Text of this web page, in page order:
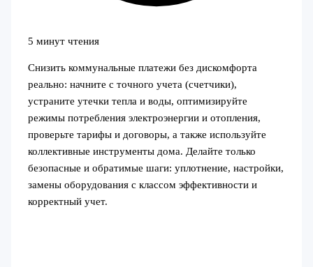
5 минут чтения
Снизить коммунальные платежи без дискомфорта
реально: начните с точного учета (счетчики),
устраните утечки тепла и воды, оптимизируйте
режимы потребления электроэнергии и отопления,
проверьте тарифы и договоры, а также используйте
коллективные инструменты дома. Делайте только
безопасные и обратимые шаги: уплотнение, настройки,
замены оборудования с классом эффективности и
корректный учет.